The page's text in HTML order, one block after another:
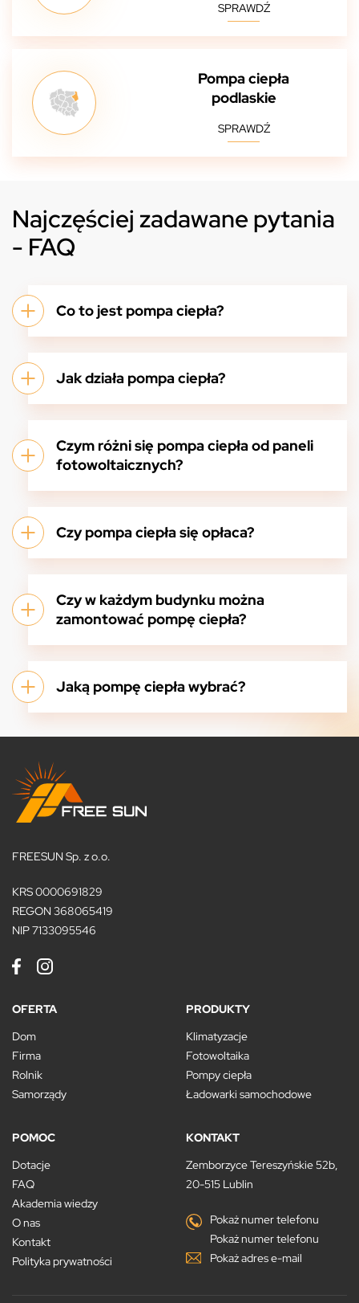
SPRAWDŹ
Pompa ciepła
podlaskie
SPRAWDŹ
Najczęściej zadawane pytania
- FAQ
Co to jest pompa ciepła?
Jak działa pompa ciepła?
Czym różni się pompa ciepła od paneli
fotowoltaicznych?
Czy pompa ciepła się opłaca?
Czy w każdym budynku można
zamontować pompę ciepła?
Jaką pompę ciepła wybrać?
FREESUN Sp. z o.o.
KRS 0000691829
REGON 368065419
NIP 7133095546
OFERTA
Dom
Firma
Rolnik
Samorządy
PRODUKTY
Klimatyzacje
Fotowoltaika
Pompy ciepła
Ładowarki samochodowe
POMOC
Dotacje
FAQ
Akademia wiedzy
O nas
Kontakt
Polityka prywatności
KONTAKT
Zemborzyce Tereszyńskie 52b,
20-515 Lublin
Pokaż numer telefonu
Pokaż numer telefonu
Pokaż adres e-mail